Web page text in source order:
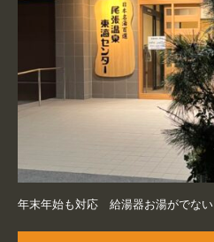
年末年始も対応 給湯器お湯がでない